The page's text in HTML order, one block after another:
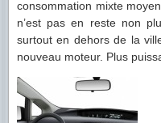
consommation mixte
n’est pas en reste non
surtout en dehors de la
nouveau moteur. Plus